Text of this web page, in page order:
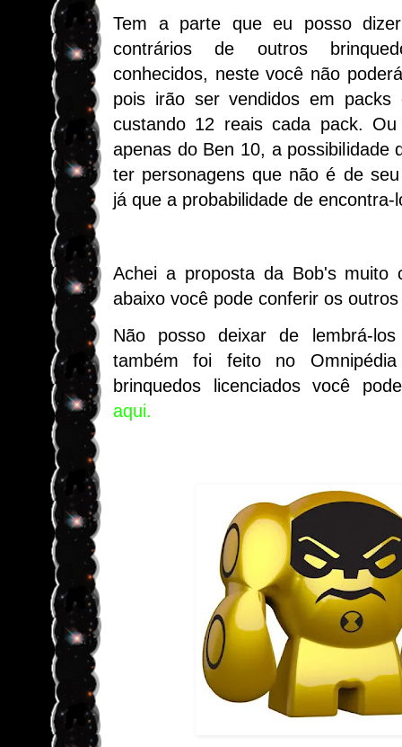
Tem a parte que eu posso
contrários de outros
conhecidos, neste você não
pois irão ser vendidos em packs
custando 12 reais cada pack.
apenas do Ben 10, a possibilidade
ter personagens que não é de
já que a probabilidade de
Achei a proposta da Bob's muito
abaixo você pode conferir os
Não posso deixar de lembrá-
também foi feito no
brinquedos licenciados você
aqui.